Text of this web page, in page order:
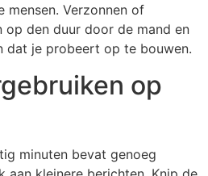
mensen. Verzonnen of
op den duur door de mand en
dat je probeert op te bouwen.
op
minuten bevat genoeg